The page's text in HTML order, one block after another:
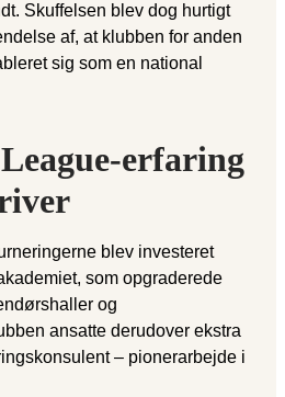
Skuffelsen blev dog hurtigt
af, at klubben for anden
sig som en national
erfaring
blev investeret
som opgraderede
og
ansatte derudover ekstra
– pionerarbejde i